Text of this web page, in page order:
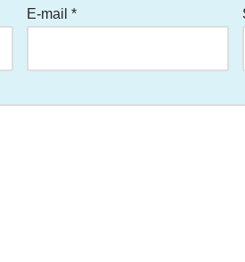
E-mail*